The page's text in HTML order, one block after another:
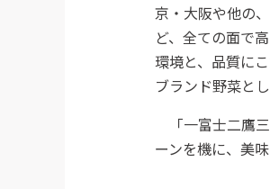
京・大阪や他の
ど、全ての面で
環境と、品質に
ブランド野菜と
「一富士二鷹
ーンを機に、美